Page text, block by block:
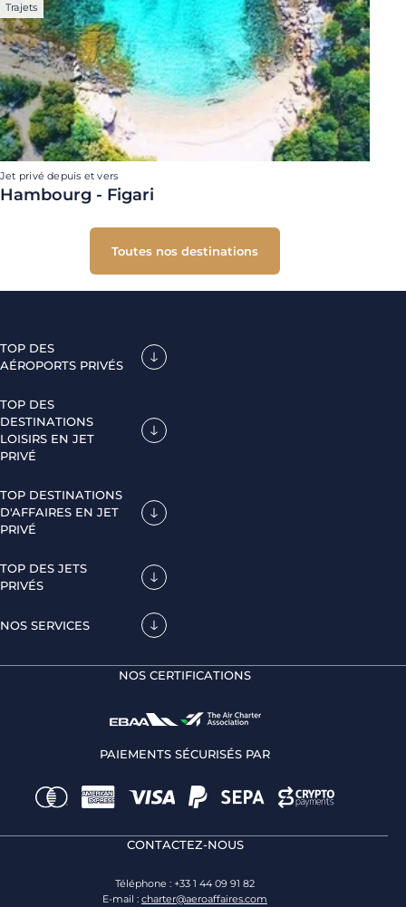
Trajets
Jet privé depuis et vers
Hambourg - Figari
Toutes nos destinations
TOP DES
AÉROPORTS PRIVÉS
TOP DES
DESTINATIONS
LOISIRS EN JET
PRIVÉ
TOP DESTINATIONS
D'AFFAIRES EN JET
PRIVÉ
TOP DES JETS
PRIVÉS
NOS SERVICES
NOS CERTIFICATIONS
PAIEMENTS SÉCURISÉS PAR
CONTACTEZ-NOUS
Téléphone : +33 1 44 09 91 82
E-mail : charter@aeroaffaires.com